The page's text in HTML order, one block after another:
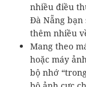
nhiều điều
Đà Nẵng
thêm nhiều
Mang theo
hoặc máy
bộ nhớ